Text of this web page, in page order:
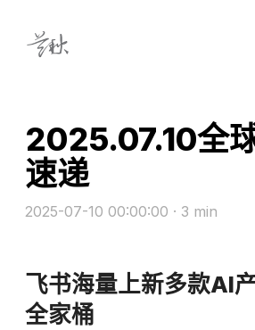
2025.07.10全
速递
2025-07-10 00:00:00 · 3 min
飞书海量上新多款AI
全家桶